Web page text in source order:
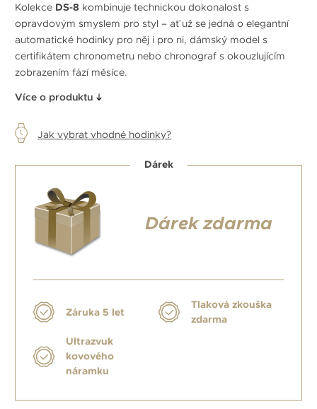
Kolekce DS-8 kombinuje technickou dokonalost s
opravdovým smyslem pro styl – ať už se jedná o elegantní
automatické hodinky pro něj i pro ni, dámský model s
certifikátem chronometru nebo chronograf s okouzlujícím
zobrazením fází měsíce.
Více o produktu
Jak vybrat vhodné hodinky?
Dárek
Dárek zdarma
Záruka 5 let
Tlaková zkouška
zdarma
Ultrazvuk
kovového
náramku